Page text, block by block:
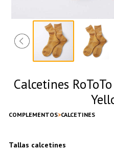
Calcetines
COMPLEMENTOS CALCETINES
Tallas calcetines